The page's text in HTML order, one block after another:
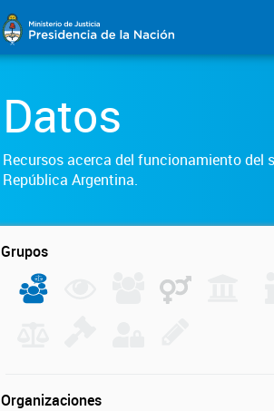
Datos
Recursos acerca del funcionamiento del
República Argentina.
Grupos
Organizaciones